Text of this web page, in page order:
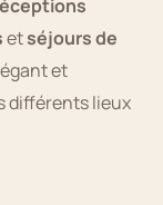
etséjours de
et
différents lieux